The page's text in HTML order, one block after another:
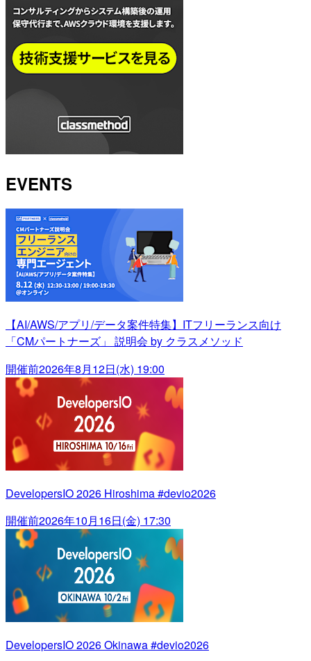
EVENTS
【AI/AWS/アプリ/データ案件特集】ITフリーランス向け
「CMパートナーズ」 説明会 by クラスメソッド
開催前2026年8月12日(水) 19:00
DevelopersIO 2026 Hiroshima #devio2026
開催前2026年10月16日(金) 17:30
DevelopersIO 2026 Okinawa #devio2026